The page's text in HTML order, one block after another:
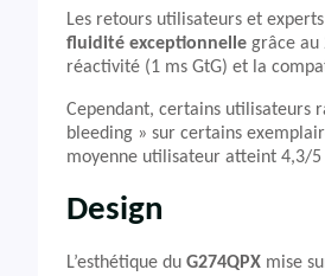
Les retours utilisateurs et
fluidité exceptionnelle grâce au
réactivité (1 ms GtG) et la
Cependant, certains utilisateurs
bleeding » sur certains
moyenne utilisateur atteint 4,3/5
Design
L’esthétique du G274QPX mise